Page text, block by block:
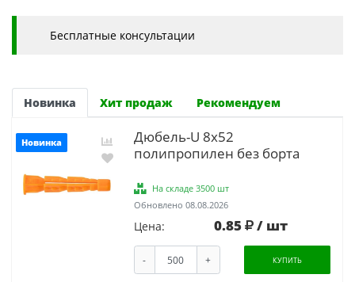
Бесплатные консультации
Новинка Хит продаж Рекомендуем
Новинка
Дюбель-U 8х52
полипропилен без борта
На складе 3500 шт
Обновлено 08.08.2026
Цена: 0.85 / шт
- + КУПИТЬ